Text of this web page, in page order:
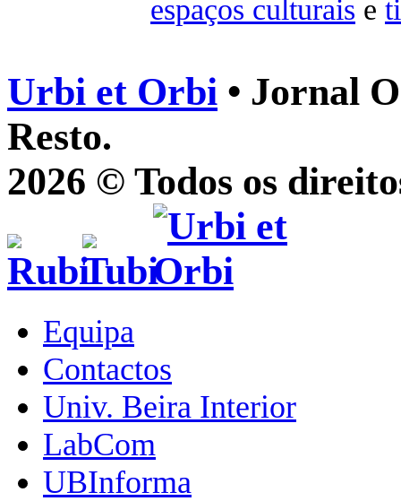
espaços culturais e
Urbi et Orbi • Jornal
Resto.
2026 © Todos os
Equipa
Contactos
Univ. Beira Interior
LabCom
UBInforma